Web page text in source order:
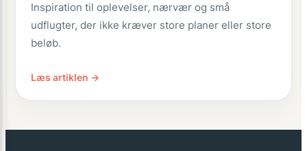
Inspiration til oplevelser, nærvær og små
udflugter, der ikke kræver store planer eller store
beløb.
Læs artiklen →